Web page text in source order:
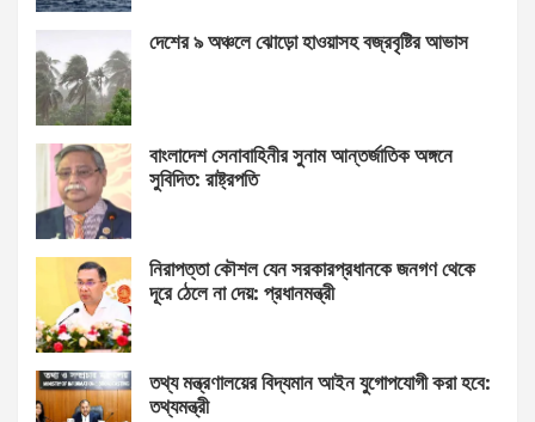
দেশের ৯ অঞ্চলে ঝোড়ো হাওয়াসহ বজ্রবৃষ্টির আভাস
বাংলাদেশ সেনাবাহিনীর সুনাম আন্তর্জাতিক অঙ্গনে
সুবিদিত: রাষ্ট্রপতি
নিরাপত্তা কৌশল যেন সরকারপ্রধানকে জনগণ থেকে
দূরে ঠেলে না দেয়: প্রধানমন্ত্রী
তথ্য মন্ত্রণালয়ের বিদ্যমান আইন যুগোপযোগী করা হবে:
তথ্যমন্ত্রী